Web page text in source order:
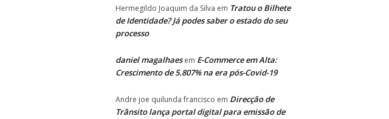
Hermegildo Joaquim da Silva em Tratou o Bilhete
de Identidade? Já podes saber o estado do seu
processo
daniel magalhaesem E-Commerce em Alta:
Crescimento de 5.807% na era pós-Covid-19
Andre joe quilunda francisco em Direcção de
Trânsito lança portal digital para emissão de